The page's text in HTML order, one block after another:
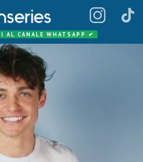
AL CANALE WHATSAPP ✔